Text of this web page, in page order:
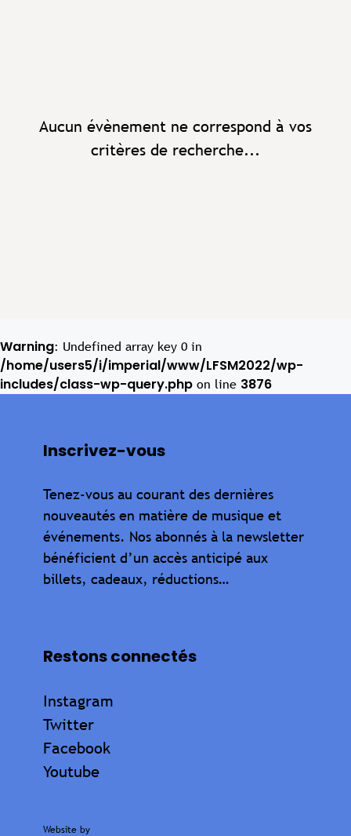
Aucun évènement ne correspond à vos
critères de recherche...
Warning: Undefined array key 0 in
/home/users5/i/imperial/www/LFSM2022/wp-
includes/class-wp-query.php on line 3876
Inscrivez-vous
Tenez-vous au courant des dernières
nouveautés en matière de musique et
événements. Nos abonnés à la newsletter
bénéficient d’un accès anticipé aux
billets, cadeaux, réductions…
Restons connectés
Instagram
Twitter
Facebook
Youtube
Website by